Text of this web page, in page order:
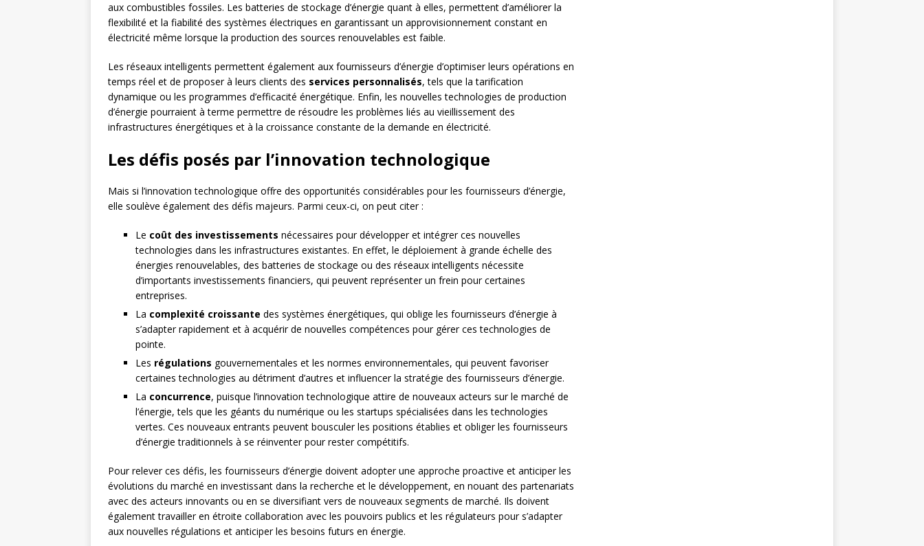
aux combustibles fossiles. Les batteries de stockage d’énergie quant à elles, permettent d’améliorer la
flexibilité et la fiabilité des systèmes électriques en garantissant un approvisionnement constant en
électricité même lorsque la production des sources renouvelables est faible.
Les réseaux intelligents permettent également aux fournisseurs d’énergie d’optimiser leurs opérations en
temps réel et de proposer à leurs clients des services personnalisés, tels que la tarification
dynamique ou les programmes d’efficacité énergétique. Enfin, les nouvelles technologies de production
d’énergie pourraient à terme permettre de résoudre les problèmes liés au vieillissement des
infrastructures énergétiques et à la croissance constante de la demande en électricité.
Les défis posés par l’innovation technologique
Mais si l’innovation technologique offre des opportunités considérables pour les fournisseurs d’énergie,
elle soulève également des défis majeurs. Parmi ceux-ci, on peut citer :
Le coût des investissements nécessaires pour développer et intégrer ces nouvelles
technologies dans les infrastructures existantes. En effet, le déploiement à grande échelle des
énergies renouvelables, des batteries de stockage ou des réseaux intelligents nécessite
d’importants investissements financiers, qui peuvent représenter un frein pour certaines
entreprises.
La complexité croissante des systèmes énergétiques, qui oblige les fournisseurs d’énergie à
s’adapter rapidement et à acquérir de nouvelles compétences pour gérer ces technologies de
pointe.
Les régulations gouvernementales et les normes environnementales, qui peuvent favoriser
certaines technologies au détriment d’autres et influencer la stratégie des fournisseurs d’énergie.
La concurrence, puisque l’innovation technologique attire de nouveaux acteurs sur le marché de
l’énergie, tels que les géants du numérique ou les startups spécialisées dans les technologies
vertes. Ces nouveaux entrants peuvent bousculer les positions établies et obliger les fournisseurs
d’énergie traditionnels à se réinventer pour rester compétitifs.
Pour relever ces défis, les fournisseurs d’énergie doivent adopter une approche proactive et anticiper les
évolutions du marché en investissant dans la recherche et le développement, en nouant des partenariats
avec des acteurs innovants ou en se diversifiant vers de nouveaux segments de marché. Ils doivent
également travailler en étroite collaboration avec les pouvoirs publics et les régulateurs pour s’adapter
aux nouvelles régulations et anticiper les besoins futurs en énergie.